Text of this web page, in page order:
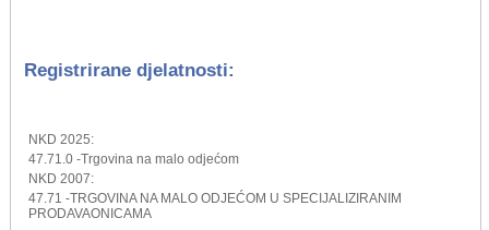
Registrirane djelatnosti:
NKD 2025:
47.71.0 -Trgovina na malo odjećom
NKD 2007:
47.71 -TRGOVINA NA MALO ODJEĆOM U SPECIJALIZIRANIM
PRODAVAONICAMA